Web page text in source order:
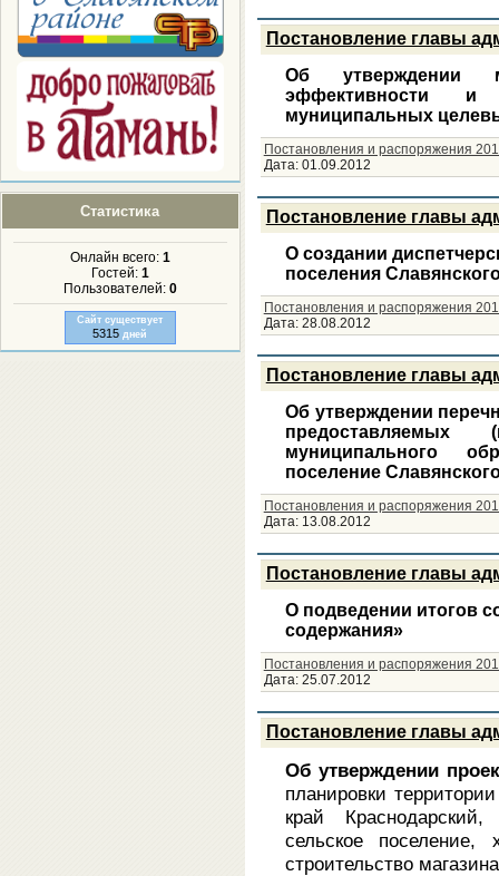
Статистика
Онлайн всего: 1
Гостей: 1
Пользователей: 0
Сайт существует
5315 дней
Постановление главы
Об утверждении
эффективности и
муниципальных
Постановления и распоряжения
Дата: 01.09.2012
Постановление главы
О создании
поселения
Постановления и распоряжения
Дата: 28.08.2012
Постановление главы
Об утверждении
предоставляемых
муниципального
поселение
Постановления и распоряжения
Дата: 13.08.2012
Постановление главы
О подведении итогов
содержания»
Постановления и распоряжения
Дата: 25.07.2012
Постановление главы
Об утверждении
планировки
край
сельское
строительство магазина